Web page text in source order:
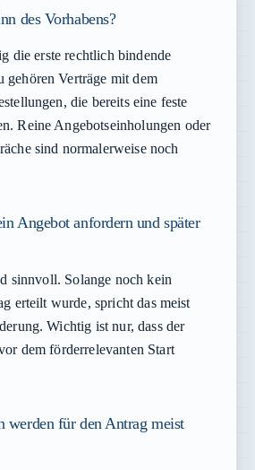
des Vorhabens?
die erste rechtlich bindende
gehören Verträge mit dem
die bereits eine feste
Reine Angebotseinholungen oder
sind normalerweise noch
Angebot anfordern und später
sinnvoll. Solange noch kein
erteilt wurde, spricht das meist
Wichtig ist nur, dass der
dem förderrelevanten Start
werden für den Antrag meist